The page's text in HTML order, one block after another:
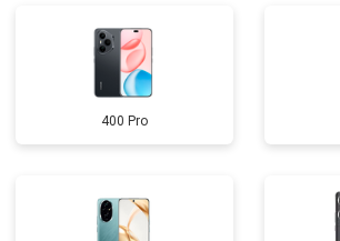
400 Pro